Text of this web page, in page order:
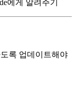
에게 알려주기
록 업데이트해야